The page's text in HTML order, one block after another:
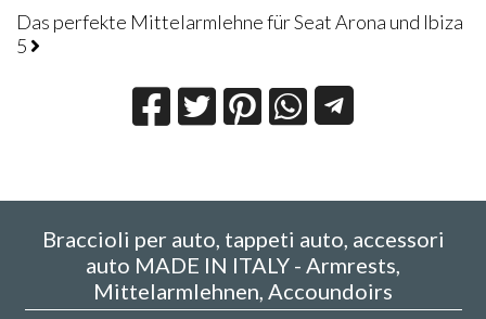
Das perfekte Mittelarmlehne für Seat Arona und Ibiza
5
Braccioli per auto, tappeti auto, accessori
auto MADE IN ITALY - Armrests,
Mittelarmlehnen, Accoundoirs